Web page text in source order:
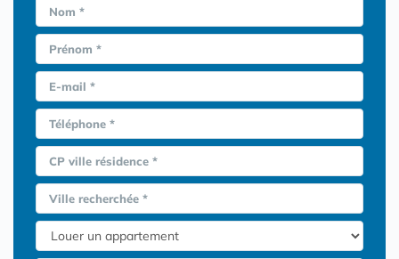
Nom *
Prénom *
E-mail *
Téléphone *
CP ville résidence *
Ville recherchée *